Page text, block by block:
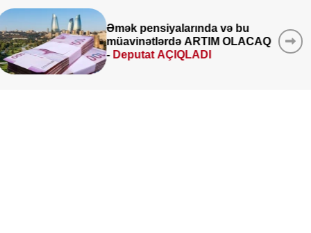
MÜSAHİBƏ
MARAQLI
İcra başçısı üç qurumu
birləşdirdi, yeni rəis təyin etdi -
FOTO